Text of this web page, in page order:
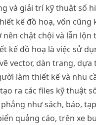
và giải trí kỹ thuật số
kế đồ hoạ, vốn cũng
nên chật chội và lẫn lộn
kế đồ hoạ là việc sử
vector, dàn trang,
làm thiết kế và nhu
ra các files kỹ thuật
như sách, báo,
quảng cáo, trên xe